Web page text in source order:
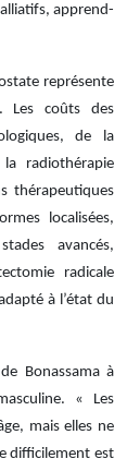
apprend-
représente
Les coûts des
de la
radiothérapie
thérapeutiques
localisées,
avancés,
radicale
à l’état du
Bonassama à
« Les
mais elles ne
difficilement est